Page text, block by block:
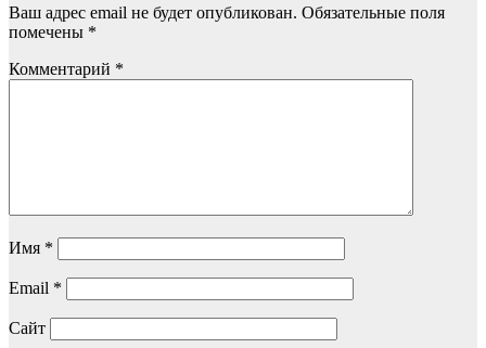
Ваш адрес email не будет опубликован. Обязательные поля
помечены *
Комментарий *
Имя *
Email *
Сайт